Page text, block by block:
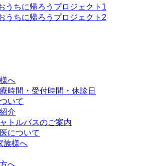
へ
時間・受付時間・休診日
いて
介
トルバスのご案内
について
族様へ